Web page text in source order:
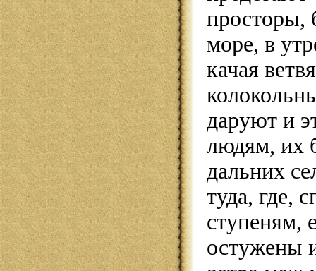
просторы,
море, в
качая
даруют и
людям, их
дальних
туда, где,
ступеням,
остужены